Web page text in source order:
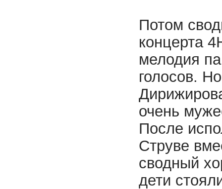
Потом
концерта
мелодия
голосов.
очень
После
Струве
сводный
дети